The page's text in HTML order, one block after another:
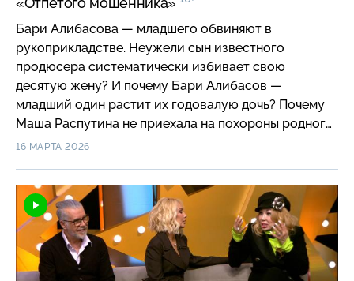
Бари Алибасова — младшего обвиняют в
рукоприкладстве. Неужели сын известного
продюсера систематически избивает свою
десятую жену? И почему Бари Алибасов —
младший один растит их годовалую дочь? Почему
Маша Распутина не приехала на похороны родного
отца? Какой страшный диагноз жены скрывал
16 МАРТА 2026